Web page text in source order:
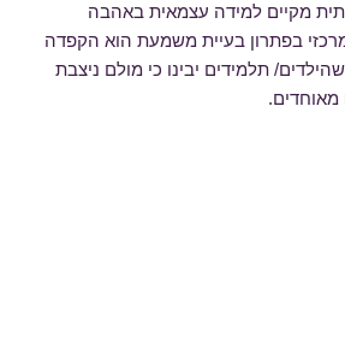
מקיים למידה עצמאית באהבה
בפתרון בעיית משמעת הוא הקפדה
תלמידים יבינו כי מולם ניצבת